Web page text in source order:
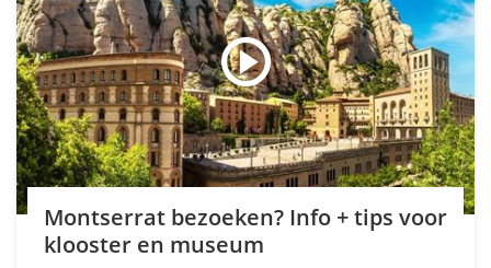
Montserrat bezoeken? Info + tips voor
klooster en museum